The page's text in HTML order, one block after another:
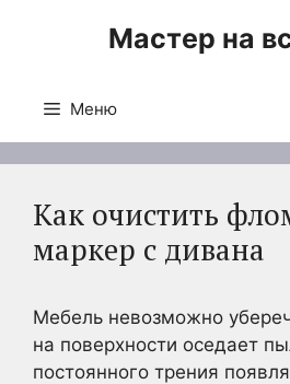
Мастер на
Меню
Как очистить
маркер с дивана
Мебель невозможно
на поверхности оседает
постоянного трения